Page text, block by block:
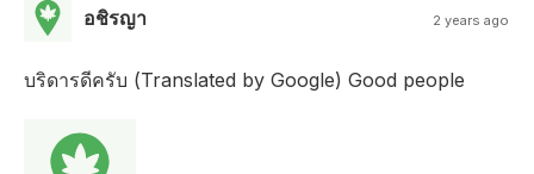
อชิรญา 2 years ago
บริดารดีครับ (Translated by Google) Good people